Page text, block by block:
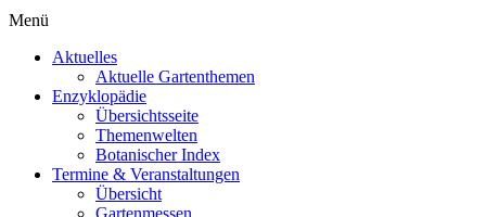
Menü
Aktuelles
Aktuelle Gartenthemen
Enzyklopädie
Übersichtsseite
Themenwelten
Botanischer Index
Termine & Veranstaltungen
Übersicht
Gartenmessen